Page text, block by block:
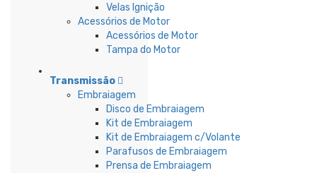
Velas Ignição
Acessórios de Motor
Acessórios de Motor
Tampa do Motor
Transmissão
Embraiagem
Disco de Embraiagem
Kit de Embraiagem
Kit de Embraiagem c/Volante
Parafusos de Embraiagem
Prensa de Embraiagem